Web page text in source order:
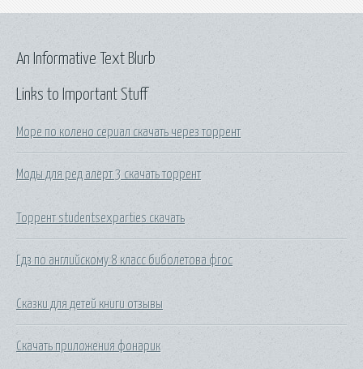
Links to Important Stuff
Море по колено сериал скачать через торрент
Моды для ред алерт 3 скачать торрент
Торрент studentsexparties скачать
Гдз по английскому 8 класс биболетова фгос
Сказки для детей книги отзывы
Скачать приложения фонарик
An Informative Text Blurb